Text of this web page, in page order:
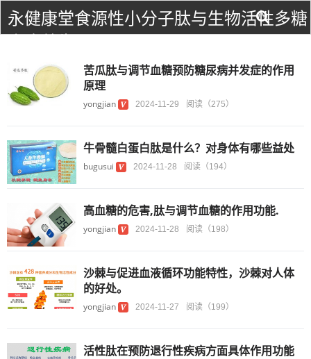
永健康堂食源性小分子肽与生物活性多糖
苦瓜肽与调节血糖预防糖尿病并发症的作用
原理
yongjian 2024-11-29 阅读（275）
牛骨髓白蛋白肽是什么？对身体有哪些益处
bugusui 2024-11-28 阅读（194）
高血糖的危害,肽与调节血糖的作用功能.
yongjian 2024-11-28 阅读（198）
沙棘与促进血液循环功能特性，沙棘对人体
的好处。
yongjian 2024-11-27 阅读（199）
活性肽在预防退行性疾病方面具体作用功能